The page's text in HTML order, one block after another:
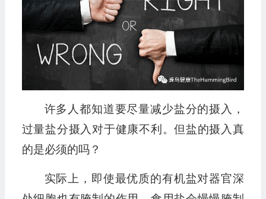
许多人都知道要尽量减少盐分的摄入，
过量盐分摄入对于健康不利。但盐的摄入真
的是必须的吗？
实际上，即使最优质的有机盐对器官深